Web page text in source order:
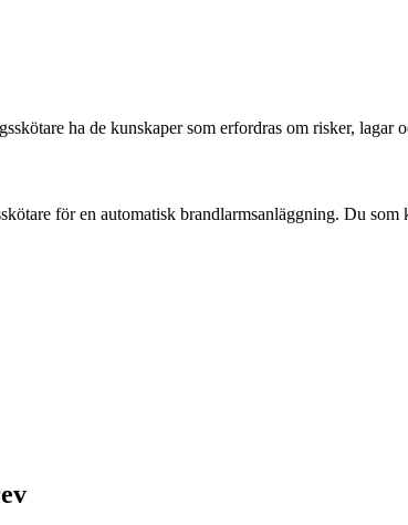
ha de kunskaper som erfordras om risker,
för en automatisk brandlarmsanläggning. Du